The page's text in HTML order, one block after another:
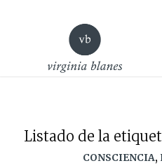
Listado de la
CONSCIENCIA,